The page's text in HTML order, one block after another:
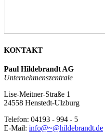
KONTAKT
Paul Hildebrandt AG
Unternehmenszentrale
Lise-Meitner-Straße 1
24558 Henstedt-Ulzburg
Telefon: 04193 - 994 - 5
E-Mail: info@~@hildebrandt.de